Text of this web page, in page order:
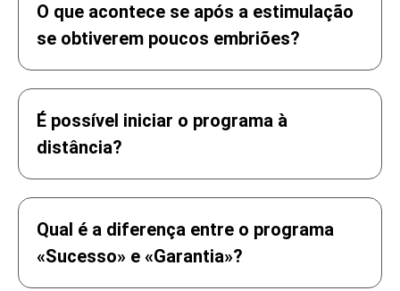
2.320 €
400 €
500 €
50 €
200 € / ano
O que acontece se após a estimulação
se obtiverem poucos embriões?
É possível iniciar o programa à
distância?
Qual é a diferença entre o programa
«Sucesso» e «Garantia»?